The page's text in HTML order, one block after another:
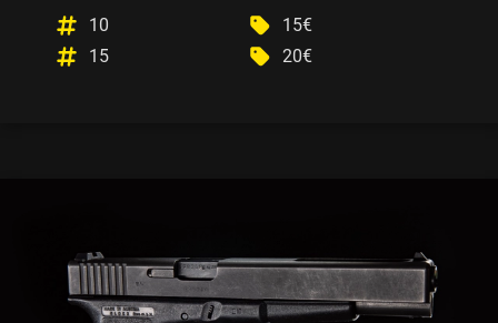
10
15
15€
20€